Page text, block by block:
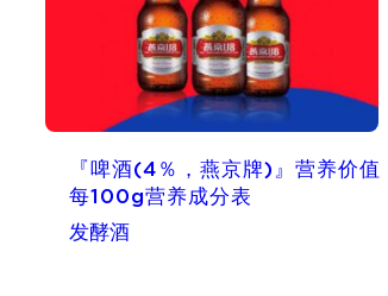
『啤酒(4％，燕京牌)』营养价值 |
每100g营养成分表
发酵酒